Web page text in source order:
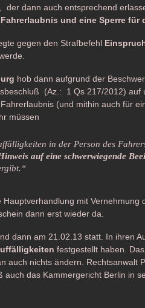
der dann auch entsprechend
und eine Sperre für
gegen den Strafbefehl
hob dann aufgrund der
(Az.: 1 Qs 217/2012) auf
(und mithin auch für
müssen
in der Person des
auf eine schwerwiegende
mit Vernehmung
dann erst wieder da.
dann am 21.02.13 statt. In ihren
festgestellt haben. Das
auch nichts ändern. Rechtsanwalt
auch das Kammergericht Berlin in